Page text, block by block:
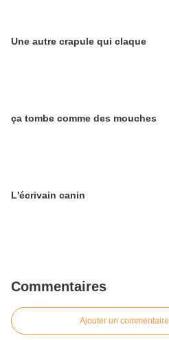
Une autre crapule qui claque
ça tombe comme des mouches
L'écrivain canin
Commentaires
Ajouter un commentaire